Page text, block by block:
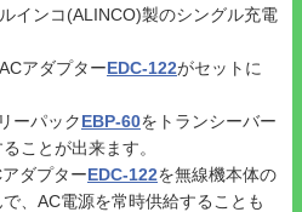
インコ(ALINCO)製のシングル充電
アダプターEDC-122がセットに
ーパックEBP-60をトランシーバー
ことが出来ます。
ダプターEDC-122を無線機本体の
、AC電源を常時供給することも